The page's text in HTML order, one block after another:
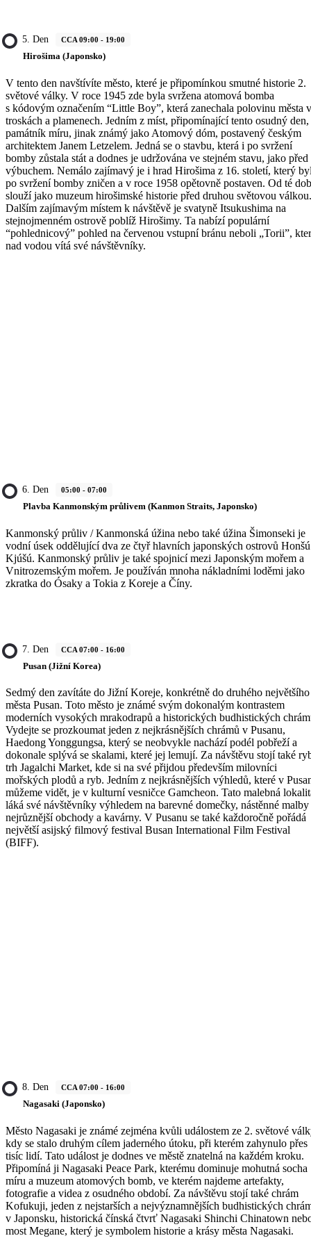
5. Den CCA 09:00 - 19:00
Hirošima (Japonsko)
V tento den navštívíte město, které je připomínkou smutné historie 2.
světové války. V roce 1945 zde byla svržena atomová bomba
s kódovým označením “Little Boy”, která zanechala polovinu města v
troskách a plamenech. Jedním z míst, připomínající tento osudný den,
památník míru, jinak známý jako Atomový dóm, postavený českým
architektem Janem Letzelem. Jedná se o stavbu, která i po svržení
bomby zůstala stát a dodnes je udržována ve stejném stavu, jako před
výbuchem. Nemálo zajímavý je i hrad Hirošima z 16. století, který
po svržení bomby zničen a v roce 1958 opětovně postaven. Od té
slouží jako muzeum hirošimské historie před druhou světovou válkou.
Dalším zajímavým místem k návštěvě je svatyně Itsukushima na
stejnojmenném ostrově poblíž Hirošimy. Ta nabízí populární
“pohlednicový” pohled na červenou vstupní bránu neboli „Torii”,
nad vodou vítá své návštěvníky.
6. Den 05:00 - 07:00
Plavba Kanmonským průlivem (Kanmon Straits, Japonsko)
Kanmonský průliv / Kanmonská úžina nebo také úžina Šimonseki je
vodní úsek oddělující dva ze čtyř hlavních japonských ostrovů
Kjúšú. Kanmonský průliv je také spojnicí mezi Japonským mořem a
Vnitrozemským mořem. Je používán mnoha nákladními loděmi jako
zkratka do Ósaky a Tokia z Koreje a Číny.
7. Den CCA 07:00 - 16:00
Pusan (Jižní Korea)
Sedmý den zavítáte do Jižní Koreje, konkrétně do druhého největšího
města Pusan. Toto město je známé svým dokonalým kontrastem
moderních vysokých mrakodrapů a historických budhistických
Vydejte se prozkoumat jeden z nejkrásnějších chrámů v Pusanu,
Haedong Yonggungsa, který se neobvykle nachází podél pobřeží a
dokonale splývá se skalami, které jej lemují. Za návštěvu stojí také
trh Jagalchi Market, kde si na své přijdou především milovníci
mořských plodů a ryb. Jedním z nejkrásnějších výhledů, které v
můžeme vidět, je v kulturní vesničce Gamcheon. Tato malebná
láká své návštěvníky výhledem na barevné domečky, nástěnné malby
nejrůznější obchody a kavárny. V Pusanu se také každoročně pořádá
největší asijský filmový festival Busan International Film Festival
(BIFF).
8. Den CCA 07:00 - 16:00
Nagasaki (Japonsko)
Město Nagasaki je známé zejména kvůli událostem ze 2. světové
kdy se stalo druhým cílem jaderného útoku, při kterém zahynulo přes
tisíc lidí. Tato událost je dodnes ve městě znatelná na každém kroku.
Připomíná ji Nagasaki Peace Park, kterému dominuje mohutná socha
míru a muzeum atomových bomb, ve kterém najdeme artefakty,
fotografie a videa z osudného období. Za návštěvu stojí také chrám
Kofukuji, jeden z nejstarších a nejvýznamnějších budhistických
v Japonsku, historická čínská čtvrť Nagasaki Shinchi Chinatown
most Megane, který je symbolem historie a krásy města Nagasaki.